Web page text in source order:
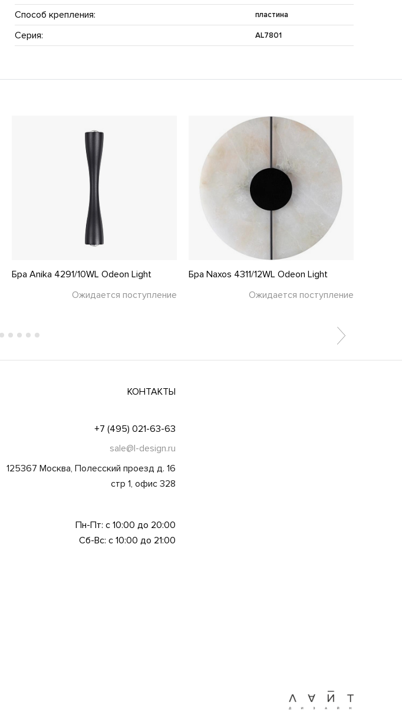
Способ крепления: пластина
Серия: AL7801
Бра Anika 4291/10WL Odeon Light
Ожидается поступление
Бра Naxos 4311/12WL Odeon Light
Ожидается поступление
КОНТАКТЫ
+7 (495) 021-63-63
sale@l-design.ru
125367 Москва, Полесский проезд д. 16
стр 1, офис 328
Пн-Пт: с 10:00 до 20:00
Сб-Вс: с 10:00 до 21:00